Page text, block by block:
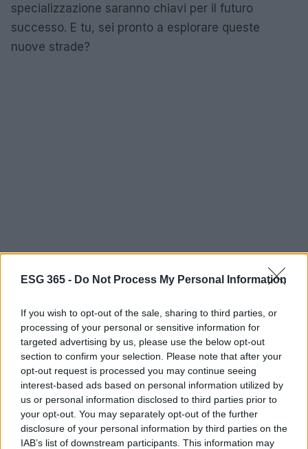
ESG 365 - Do Not Process My Personal Information
If you wish to opt-out of the sale, sharing to third parties, or
processing of your personal or sensitive information for
targeted advertising by us, please use the below opt-out
section to confirm your selection. Please note that after your
opt-out request is processed you may continue seeing
interest-based ads based on personal information utilized by
us or personal information disclosed to third parties prior to
your opt-out. You may separately opt-out of the further
disclosure of your personal information by third parties on the
IAB’s list of downstream participants. This information may
specializzazione saranno chiavi per il futuro
successo. E tu, sei pronto a esplorare queste
nuove strade?
In conclusione, il futuro della cartolarizzazione è in
continua evoluzione, promettendo un periodo di
grande dinamismo e sfide stimolanti. Rimanere
aggiornati su questo affascinante settore è
essenziale, così come esplorare le opportunità che
stanno arrivando. Condividi le tue opinioni e scopri
come puoi essere parte di questa trasformazione!